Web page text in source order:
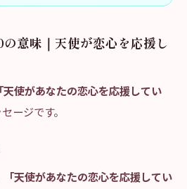
意味｜天使が恋心を応援し
「天使があなたの恋心を応援してい
ージです。
「天使があなたの恋心を応援してい